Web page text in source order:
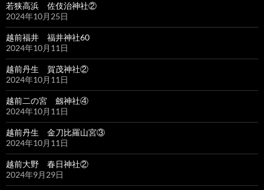
若狭高浜 佐伎治神社②
2024年10月25日
越前福井 福井神社60
2024年10月11日
越前丹生 賀茂神社②
2024年10月11日
越前二の宮 劔神社④
2024年10月11日
越前丹生 金刀比羅山宮③
2024年10月11日
越前大野 春日神社②
2024年9月29日